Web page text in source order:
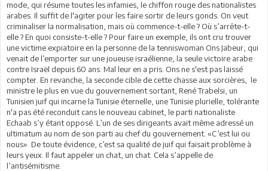
mode, qui résume toutes les infamies, le chiffon rouge des nationalistes
arabes. Il suffit de l'agiter pour les faire sortir de leurs gonds. On veut
criminaliser la normalisation, mais où commence-t-elle ? Où s’arrête-t-
elle ? En quoi consiste-t-elle ? Pour faire un exemple, ils ont cru trouver
une victime expiatoire en la personne de la tenniswoman Ons Jabeur, qui
venait de l’emporter sur une joueuse israélienne, la seule victoire arabe
contre Israël depuis 60 ans. Mal leur en a pris. Ons ne s'est pas laissé
compter. En revanche, la seconde cible de cette chasse aux sorcières, le
ministre le plus en vue du gouvernement sortant, René Trabelsi, un
Tunisien juif qui incarne la Tunisie éternelle, une Tunisie plurielle, tolérante
n'a pas été reconduit cans le nouveau cabinet, le parti nationaliste
Echaab s’y étant opposé. L’un de ses dirigeants avait même adressé un
ultimatum au nom de son parti au chef du gouvernement. «C’est lui ou
nous». De toute évidence, c’est sa qualité de juif qui faisait problème à
leurs yeux. Il faut appeler un chat, un chat. Cela s’appelle de
l’antisémitisme.